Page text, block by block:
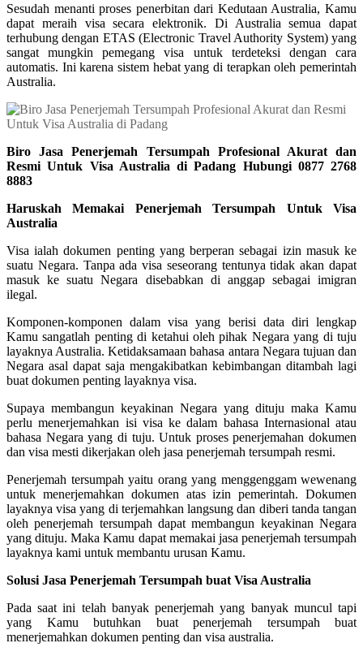
Sesudah menanti proses penerbitan dari Kedutaan Australia, Kamu
dapat meraih visa secara elektronik. Di Australia semua dapat
terhubung dengan ETAS (Electronic Travel Authority System) yang
sangat mungkin pemegang visa untuk terdeteksi dengan cara
automatis. Ini karena sistem hebat yang di terapkan oleh pemerintah
Australia.
Biro Jasa Penerjemah Tersumpah Profesional Akurat dan
Resmi Untuk Visa Australia di Padang Hubungi 0877 2768
8883
Haruskah Memakai Penerjemah Tersumpah Untuk Visa
Australia
Visa ialah dokumen penting yang berperan sebagai izin masuk ke
suatu Negara. Tanpa ada visa seseorang tentunya tidak akan dapat
masuk ke suatu Negara disebabkan di anggap sebagai imigran
ilegal.
Komponen-komponen dalam visa yang berisi data diri lengkap
Kamu sangatlah penting di ketahui oleh pihak Negara yang di tuju
layaknya Australia. Ketidaksamaan bahasa antara Negara tujuan dan
Negara asal dapat saja mengakibatkan kebimbangan ditambah lagi
buat dokumen penting layaknya visa.
Supaya membangun keyakinan Negara yang dituju maka Kamu
perlu menerjemahkan isi visa ke dalam bahasa Internasional atau
bahasa Negara yang di tuju. Untuk proses penerjemahan dokumen
dan visa mesti dikerjakan oleh jasa penerjemah tersumpah resmi.
Penerjemah tersumpah yaitu orang yang menggenggam wewenang
untuk menerjemahkan dokumen atas izin pemerintah. Dokumen
layaknya visa yang di terjemahkan langsung dan diberi tanda tangan
oleh penerjemah tersumpah dapat membangun keyakinan Negara
yang dituju. Maka Kamu dapat memakai jasa penerjemah tersumpah
layaknya kami untuk membantu urusan Kamu.
Solusi Jasa Penerjemah Tersumpah buat Visa Australia
Pada saat ini telah banyak penerjemah yang banyak muncul tapi
yang Kamu butuhkan buat penerjemah tersumpah buat
menerjemahkan dokumen penting dan visa australia.